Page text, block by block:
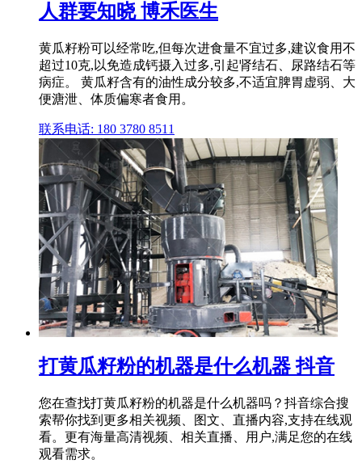
人群要知晓 博禾医生
黄瓜籽粉可以经常吃,但每次进食量不宜过多,建议食用不
超过10克,以免造成钙摄入过多,引起肾结石、尿路结石等
病症。 黄瓜籽含有的油性成分较多,不适宜脾胃虚弱、大
便溏泄、体质偏寒者食用。
联系电话: 180 3780 8511
打黄瓜籽粉的机器是什么机器 抖音
您在查找打黄瓜籽粉的机器是什么机器吗？抖音综合搜
索帮你找到更多相关视频、图文、直播内容,支持在线观
看。更有海量高清视频、相关直播、用户,满足您的在线
观看需求。